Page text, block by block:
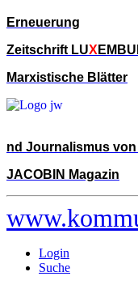
Erneuerung
Zeitschrift LUX
Marxistische Blätter
nd Journalismus
JACOBIN Magazin
Login
Suche